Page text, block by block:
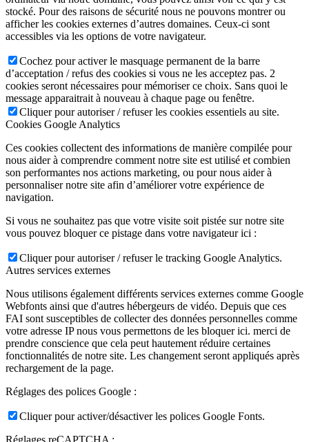
stocké. Pour des raisons de sécurité nous ne pouvons montrer ou
afficher les cookies externes d’autres domaines. Ceux-ci sont
accessibles via les options de votre navigateur.
Cochez pour activer le masquage permanent de la barre
d’acceptation / refus des cookies si vous ne les acceptez pas. 2
cookies seront nécessaires pour mémoriser ce choix. Sans quoi le
message apparaitrait à nouveau à chaque page ou fenêtre.
Cliquer pour autoriser / refuser les cookies essentiels au site.
Cookies Google Analytics
Ces cookies collectent des informations de manière compilée pour
nous aider à comprendre comment notre site est utilisé et combien
son performantes nos actions marketing, ou pour nous aider à
personnaliser notre site afin d’améliorer votre expérience de
navigation.
Si vous ne souhaitez pas que votre visite soit pistée sur notre site
vous pouvez bloquer ce pistage dans votre navigateur ici :
Cliquer pour autoriser / refuser le tracking Google Analytics.
Autres services externes
Nous utilisons également différents services externes comme Google
Webfonts ainsi que d'autres hébergeurs de vidéo. Depuis que ces
FAI sont susceptibles de collecter des données personnelles comme
votre adresse IP nous vous permettons de les bloquer ici. merci de
prendre conscience que cela peut hautement réduire certaines
fonctionnalités de notre site. Les changement seront appliqués après
rechargement de la page.
Réglages des polices Google :
Cliquer pour activer/désactiver les polices Google Fonts.
Réglages reCAPTCHA :